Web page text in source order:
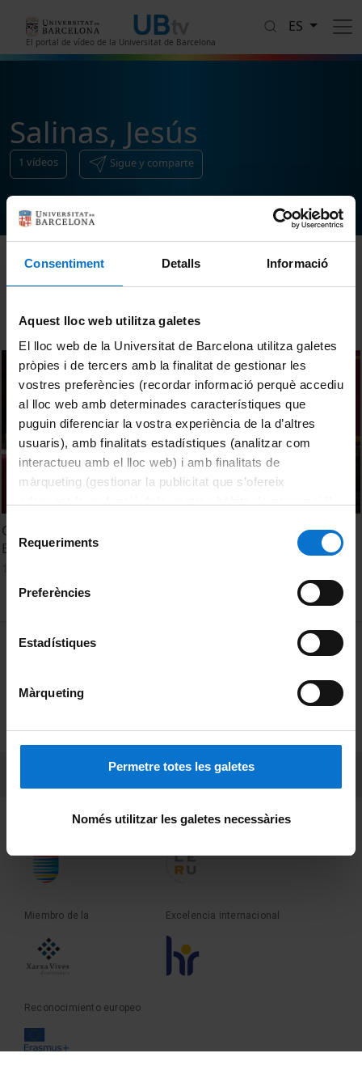
Consentiment Detalls Informació
Aquest lloc web utilitza galetes
El lloc web de la Universitat de Barcelona utilitza galetes
pròpies i de tercers amb la finalitat de gestionar les
vostres preferències (recordar informació perquè accediu
al lloc web amb determinades característiques que
puguin diferenciar la vostra experiència de la d’altres
usuaris), amb finalitats estadístiques (analitzar com
interactueu amb el lloc web) i amb finalitats de
màrqueting (gestionar la publicitat que s’ofereix
consultar laPolítica de galetes del lloc web de la
Selecció
de Requeriments
Preferències
Estadístiques
Màrqueting
Permetre totes les galetes
Només utilitzar les galetes necessàries
El portal de vídeo de la Universitat de Barcelona
ES
Salinas, Jesús
1 vídeos Sigue y comparte
Ordenar
Cloenda de la I Conferència Internacional de Recerca en
Educació
MENÚ PEU 1
Privacidad y términos
Sobre UBtv
Fundadora de la Miembro de la
Miembro de la Excelencia internacional
Reconocimiento europeo